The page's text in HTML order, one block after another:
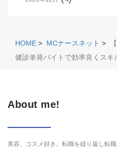
HOME > MCナースネット >
健診単発バイトで効率良くスキ
About me!
美容、コスメ好き。転職を繰り返し転職